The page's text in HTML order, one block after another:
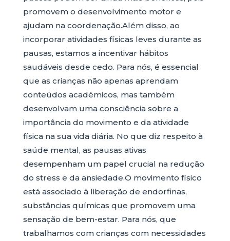
promovem o desenvolvimento motor e
ajudam na coordenação.Além disso, ao
incorporar atividades físicas leves durante as
pausas, estamos a incentivar hábitos
saudáveis desde cedo. Para nós, é essencial
que as crianças não apenas aprendam
conteúdos académicos, mas também
desenvolvam uma consciência sobre a
importância do movimento e da atividade
física na sua vida diária. No que diz respeito à
saúde mental, as pausas ativas
desempenham um papel crucial na redução
do stress e da ansiedade.O movimento físico
está associado à liberação de endorfinas,
substâncias químicas que promovem uma
sensação de bem-estar. Para nós, que
trabalhamos com crianças com necessidades